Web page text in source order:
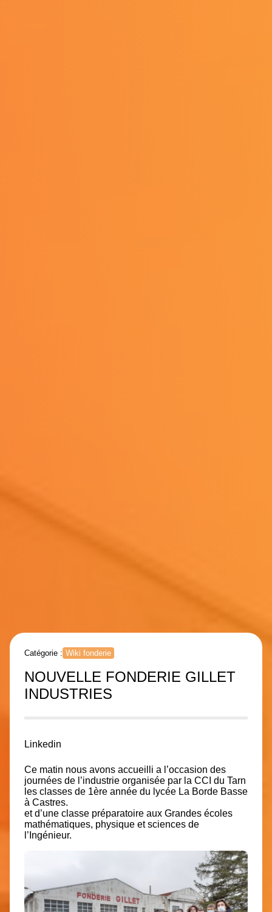
Catégorie : Wiki fonderie
NOUVELLE FONDERIE GILLET
INDUSTRIES
Linkedin
Ce matin nous avons accueilli a l’occasion des
journées de l’industrie organisée par la CCI du Tarn
les classes de 1ère année du lycée La Borde Basse
à Castres.
et d’une classe préparatoire aux Grandes écoles
mathématiques, physique et sciences de
l’Ingénieur.